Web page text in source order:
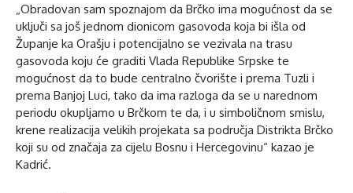
„Obradovan sam spoznajom da Brčko ima mogućnost da se
uključi sa još jednom dionicom gasovoda koja bi išla od
Županje ka Orašju i potencijalno se vezivala na trasu
gasovoda koju će graditi Vlada Republike Srpske te
mogućnost da to bude centralno čvorište i prema Tuzli i
prema Banjoj Luci, tako da ima razloga da se u narednom
periodu okupljamo u Brčkom te da, i u simboličnom smislu,
krene realizacija velikih projekata sa područja Distrikta Brčko
koji su od značaja za cijelu Bosnu i Hercegovinu“ kazao je
Kadrić.